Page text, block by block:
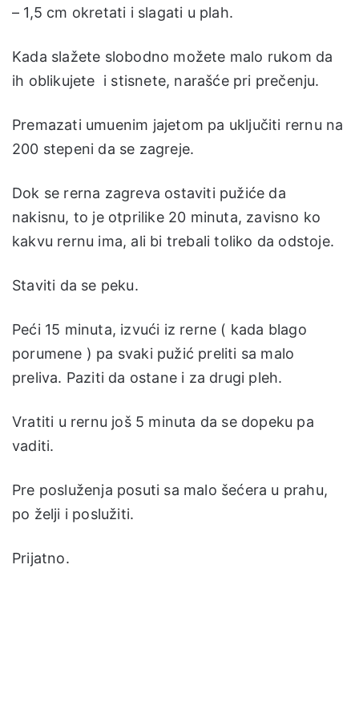
– 1,5 cm okretati i slagati u plah.
Kada slažete slobodno možete malo rukom da
ih oblikujete i stisnete, narašće pri prečenju.
Premazati umuenim jajetom pa uključiti rernu na
200 stepeni da se zagreje.
Dok se rerna zagreva ostaviti pužiće da
nakisnu, to je otprilike 20 minuta, zavisno ko
kakvu rernu ima, ali bi trebali toliko da odstoje.
Staviti da se peku.
Peći 15 minuta, izvući iz rerne ( kada blago
porumene ) pa svaki pužić preliti sa malo
preliva. Paziti da ostane i za drugi pleh.
Vratiti u rernu još 5 minuta da se dopeku pa
vaditi.
Pre posluženja posuti sa malo šećera u prahu,
po želji i poslužiti.
Prijatno.